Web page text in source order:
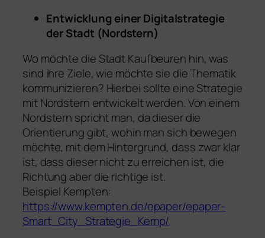
Entwicklung einer Digitalstrategie
der Stadt (Nordstern)
Wo möchte die Stadt Kaufbeuren hin, was
sind ihre Ziele, wie möchte sie die Thematik
kommunizieren? Hierbei sollte eine Strategie
mit Nordstern entwickelt werden. Von einem
Nordstern spricht man, da dieser die
Orientierung gibt, wohin man sich bewegen
möchte, mit dem Hintergrund, dass zwar klar
ist, dass dieser nicht zu erreichen ist, die
Richtung aber die richtige ist.
Beispiel Kempten:
https://www.kempten.de/epaper/epaper-
Smart_City_Strategie_Kemp/